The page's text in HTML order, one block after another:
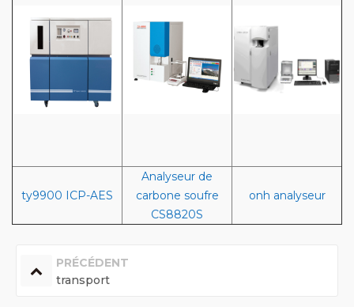
ty9900 ICP-AES
Analyseur de
carbone soufre
CS8820S
onh analyseur
PRÉCÉDENT
transport